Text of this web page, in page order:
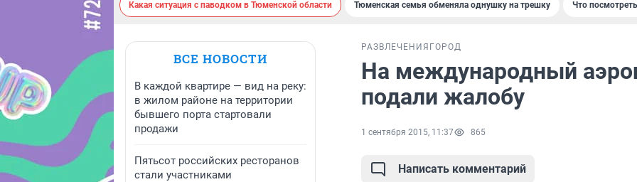
Какая ситуация с паводком в Тюменской области Тюменская семья обменяла однушку на трешку Что
ВСЕ НОВОСТИ
В каждой квартире — вид на реку:
в жилом районе на территории
бывшего порта стартовали
продажи
Пятьсот российских ресторанов
стали участниками
РАЗВЛЕЧЕНИЯ ГОРОД
На международный
подали жалобу
1 сентября 2015, 11:37 865
Написать комментарий